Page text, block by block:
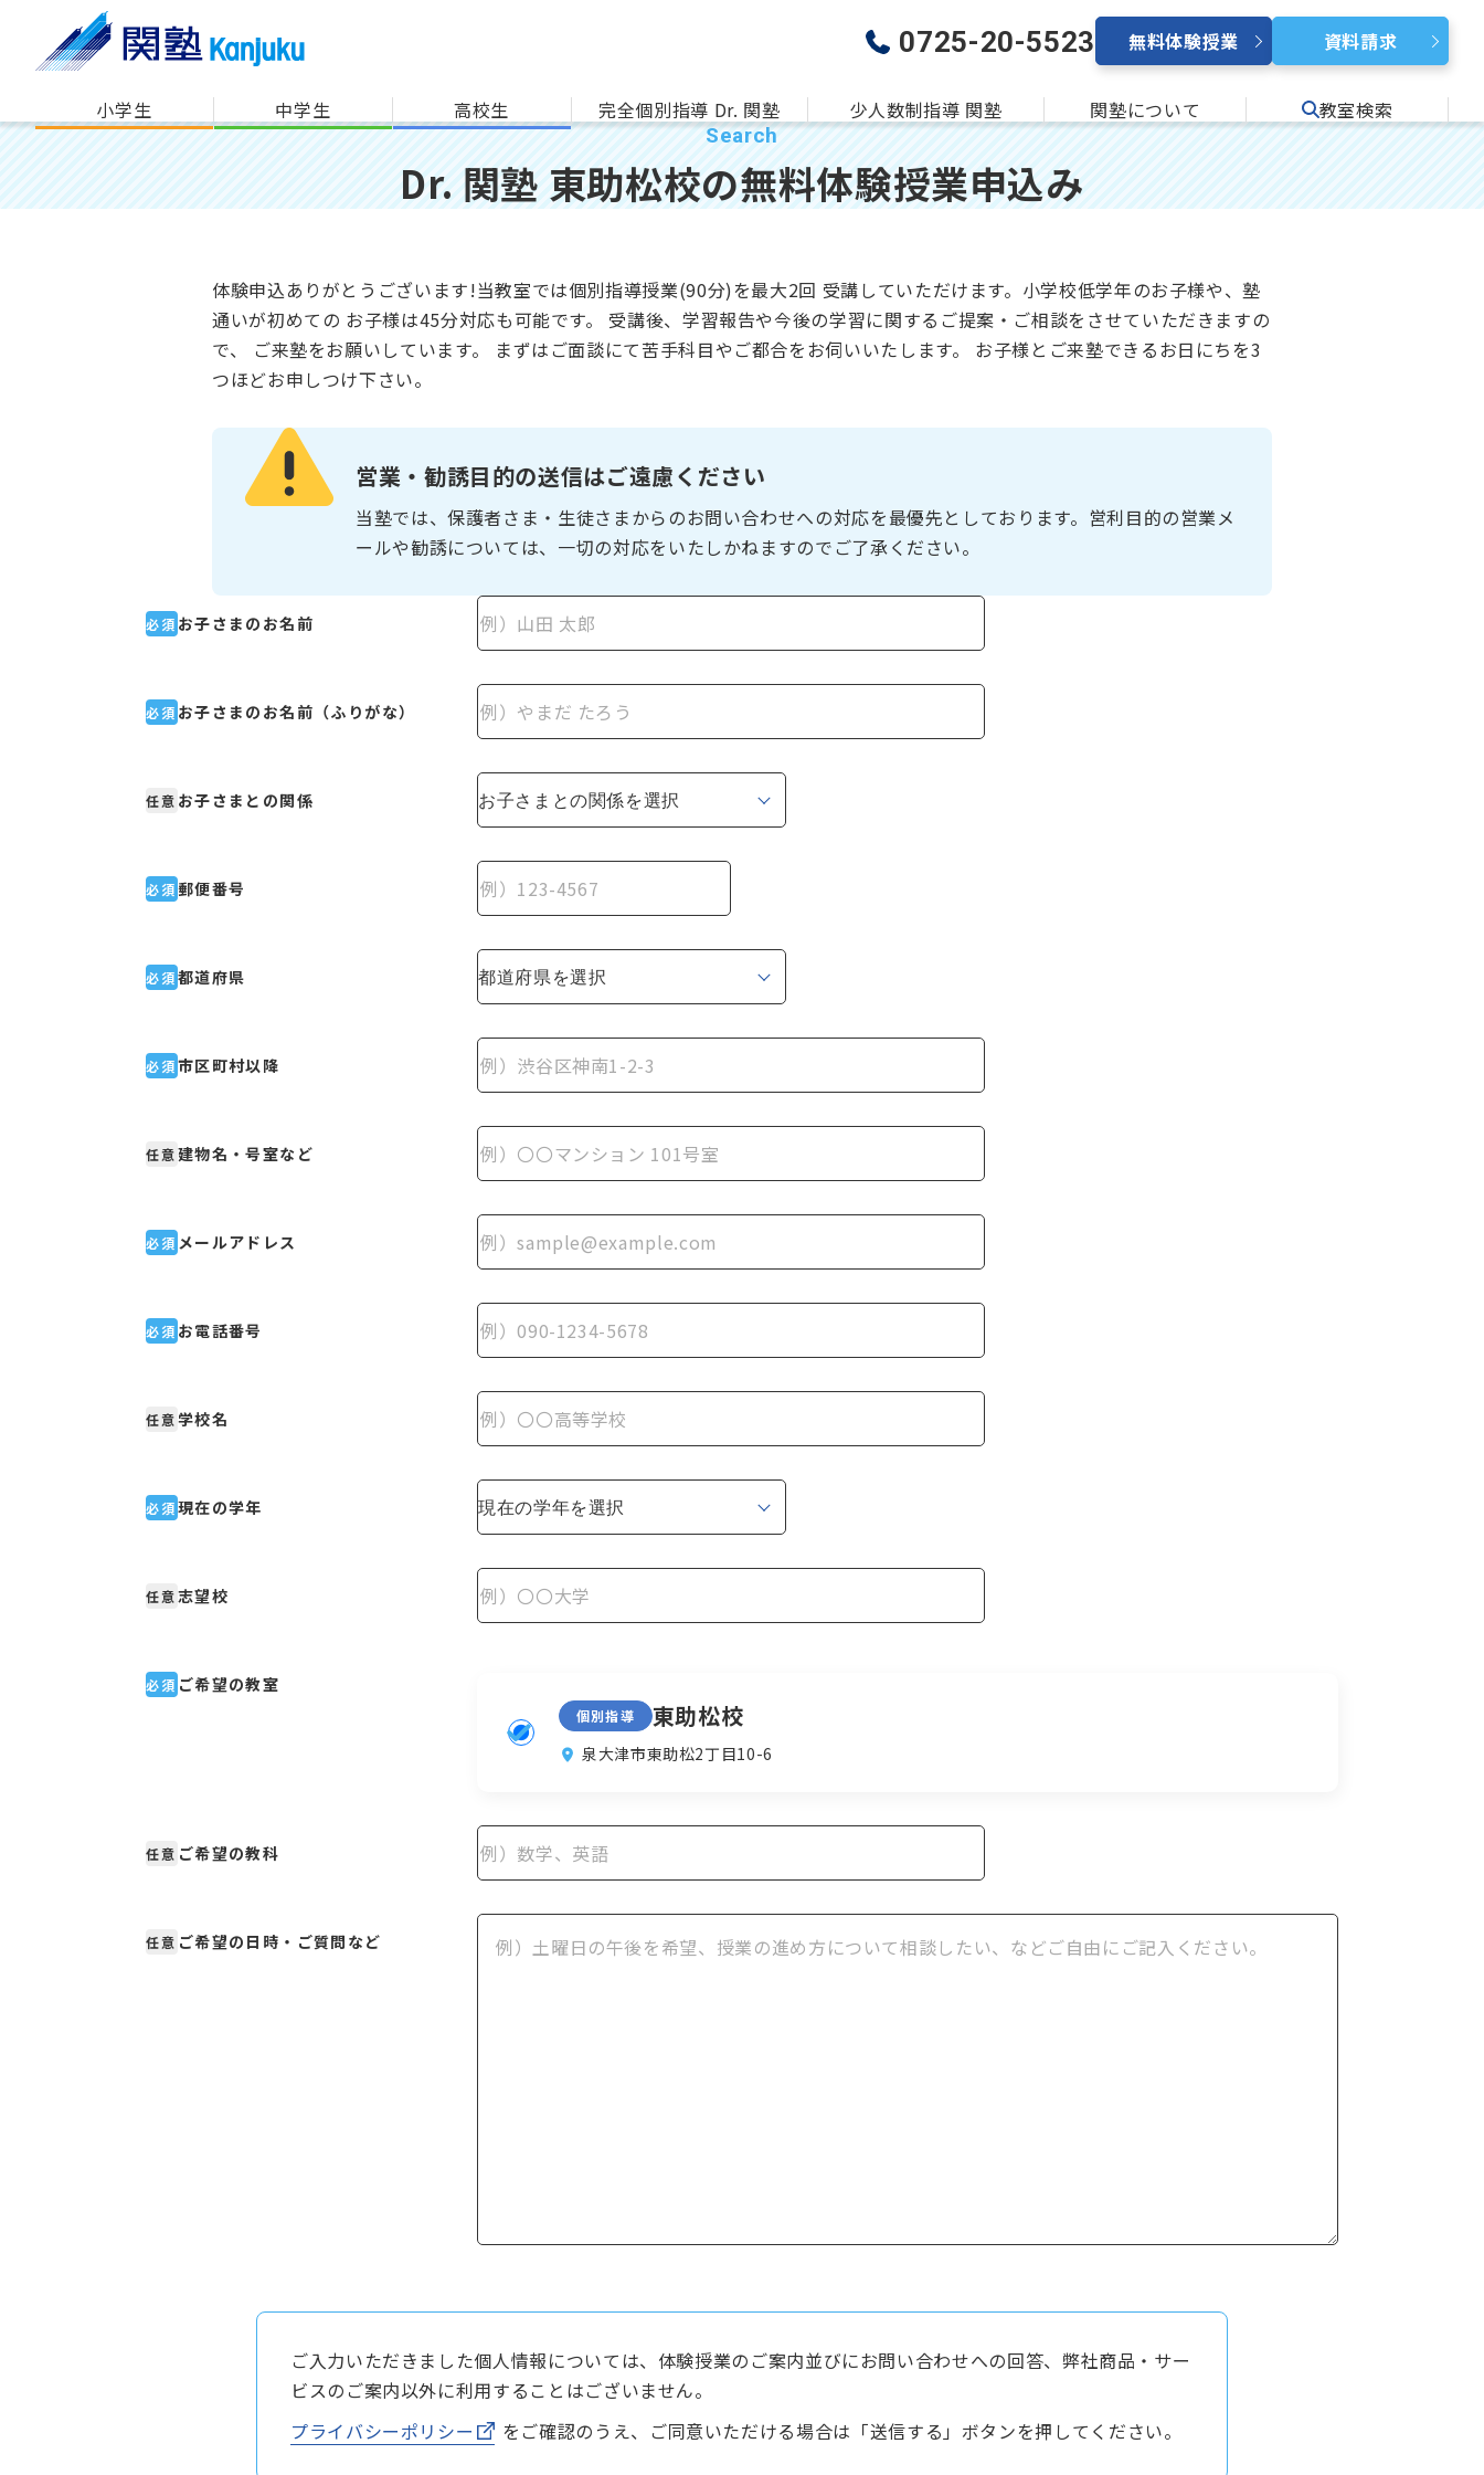
0725-20-5523 無料体験授業 資料請求
小学生 中学生 高校生 完全個別指導 Dr. 関塾 少人数制指導 関塾 関塾について 教室検索
Dr. 関塾 東助松校の無料体験授業申込み
体験申込ありがとうございます!当教室では個別指導授業(90分)を最大2回 受講していただけます。小学校低学年のお子様や、塾
通いが初めての お子様は45分対応も可能です。 受講後、学習報告や今後の学習に関するご提案・ご相談をさせていただきますの
で、 ご来塾をお願いしています。 まずはご面談にて苦手科目やご都合をお伺いいたします。 お子様とご来塾できるお日にちを3
つほどお申しつけ下さい。
営業・勧誘目的の送信はご遠慮ください
当塾では、保護者さま・生徒さまからのお問い合わせへの対応を最優先としております。営利目的の営業メ
ールや勧誘については、一切の対応をいたしかねますのでご了承ください。
必須 お子さまのお名前
必須 お子さまのお名前（ふりがな）
任意 お子さまとの関係
必須郵便番号
必須都道府県
必須市区町村以降
任意建物名・号室など
必須 メールアドレス
必須 お電話番号
任意学校名
必須現在の学年
任意志望校
必須 ご希望の教室
個別指導 東助松校
泉大津市東助松2丁目10-6
任意 ご希望の教科
任意 ご希望の日時・ご質問など
ご入力いただきました個人情報については、体験授業のご案内並びにお問い合わせへの回答、弊社商品・サー
ビスのご案内以外に利用することはございません。
プライバシーポリシー
をご確認のうえ、ご同意いただける場合は「送信する」ボタンを押してください。